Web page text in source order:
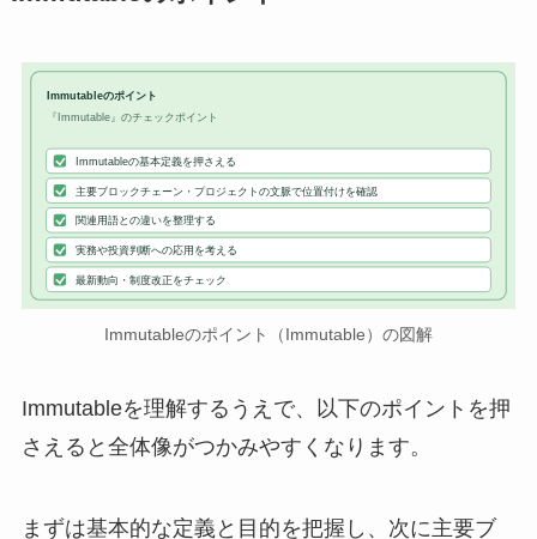
Immutableのポイント
『Immutable』のチェックポイント
Immutableの基本定義を押さえる
主要ブロックチェーン・プロジェクトの文脈で位置付けを確認
関連用語との違いを整理する
実務や投資判断への応用を考える
最新動向・制度改正をチェック
Immutableのポイント（Immutable）の図解
Immutableを理解するうえで、以下のポイントを押
さえると全体像がつかみやすくなります。
まずは基本的な定義と目的を把握し、次に主要ブ